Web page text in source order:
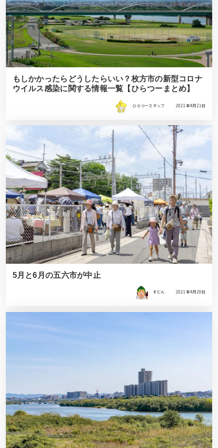
もしかかったらどうしたらいい？枚方市の新型コロナ
ウイルス感染に関する情報一覧【ひらつーまとめ】
ひらつースタッフ 2021年4月21日
5月と6月の五六市が中止
すどん 2021年4月20日